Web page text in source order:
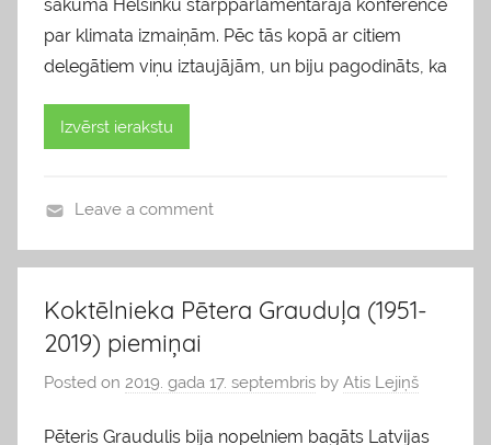
sākumā Helsinku starpparlamentārajā konferencē
par klimata izmaiņām. Pēc tās kopā ar citiem
delegātiem viņu iztaujājām, un biju pagodināts, ka
Izvērst ierakstu
l
g
s
Leave a comment
Koktēlnieka Pētera Grauduļa (1951-
2019) piemiņai
Posted on 2019. gada 17. septembris by Atis Lejiņš
Pēteris Graudulis bija nopelniem bagāts Latvijas